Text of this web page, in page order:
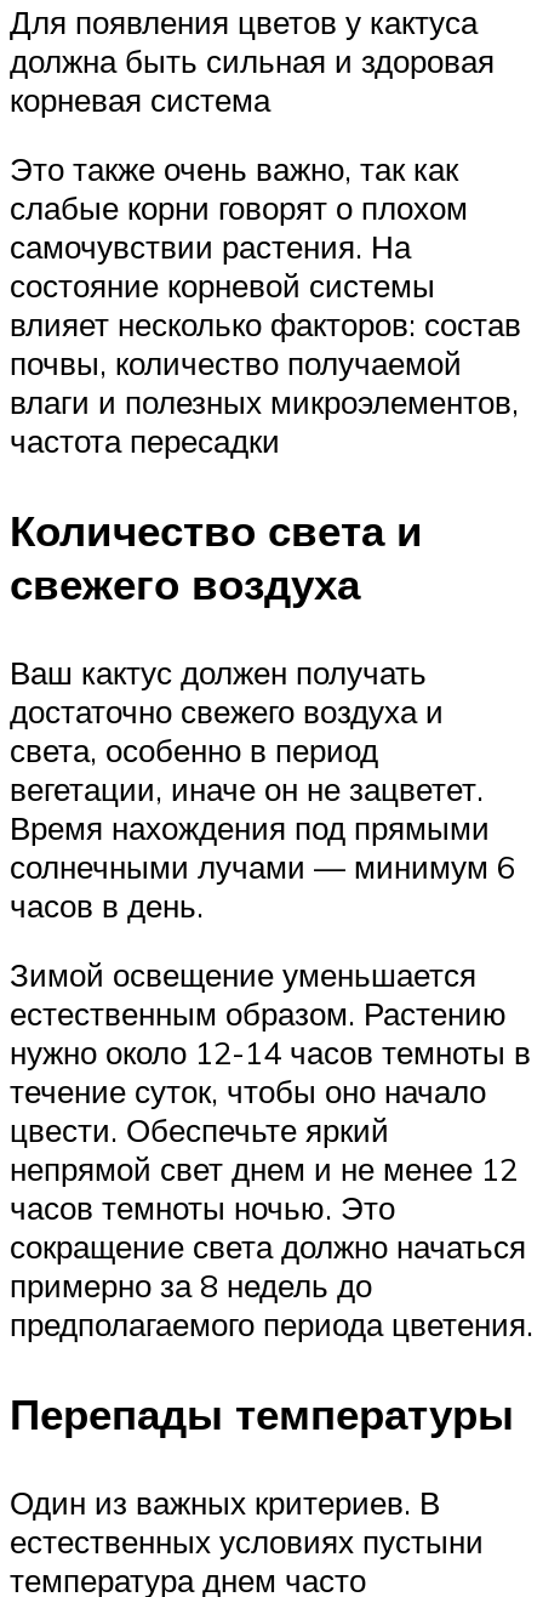
Для появления цветов у кактуса
должна быть сильная и здоровая
корневая система
Это также очень важно, так как
слабые корни говорят о плохом
самочувствии растения. На
состояние корневой системы
влияет несколько факторов: состав
почвы, количество получаемой
влаги и полезных микроэлементов,
частота пересадки
Количество света и
свежего воздуха
Ваш кактус должен получать
достаточно свежего воздуха и
света, особенно в период
вегетации, иначе он не зацветет.
Время нахождения под прямыми
солнечными лучами — минимум 6
часов в день.
Зимой освещение уменьшается
естественным образом. Растению
нужно около 12-14 часов темноты в
течение суток, чтобы оно начало
цвести. Обеспечьте яркий
непрямой свет днем ​​и не менее 12
часов темноты ночью. Это
сокращение света должно начаться
примерно за 8 недель до
предполагаемого периода цветения.
Перепады температуры
Один из важных критериев. В
естественных условиях пустыни
температура днем часто